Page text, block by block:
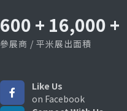
600 + 16,000 +
參展商 / 平米展出面積
Like Us
on Facebook